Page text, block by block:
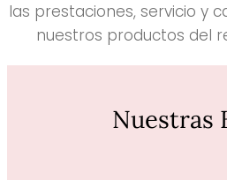
las prestaciones, servicio y
nuestros productos del
Nuestras